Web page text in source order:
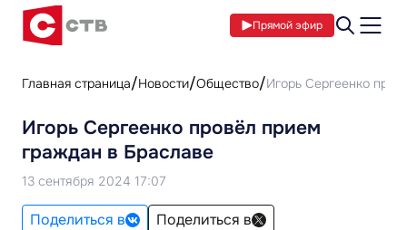
Прямой эфир
Главная страница Новости Общество Игорь Сергеенко
Игорь Сергеенко провёл прием
граждан в Браславе
13 сентября 2024 17:07
Поделиться в
Поделиться в